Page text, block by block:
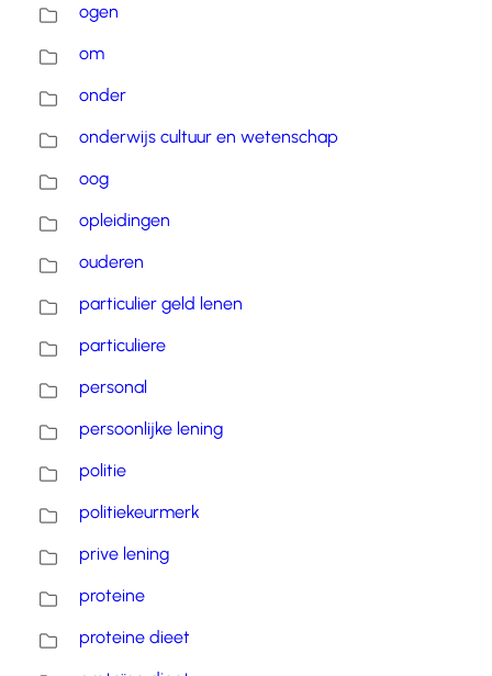
ogen
om
onder
onderwijs cultuur en wetenschap
oog
opleidingen
ouderen
particulier geld lenen
particuliere
personal
persoonlijke lening
politie
politiekeurmerk
prive lening
proteine
proteine dieet